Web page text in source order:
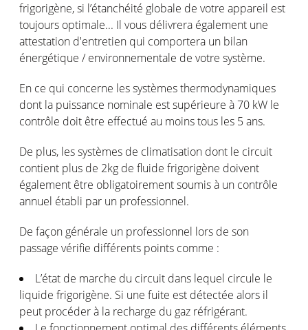
frigorigène, si l’étanchéité globale de votre appareil est
toujours optimale... Il vous délivrera également une
attestation d'entretien qui comportera un bilan
énergétique / environnementale de votre système.
En ce qui concerne les systèmes thermodynamiques
dont la puissance nominale est supérieure à 70 kW le
contrôle doit être effectué au moins tous les 5 ans.
De plus, les systèmes de climatisation dont le circuit
contient plus de 2kg de fluide frigorigène doivent
également être obligatoirement soumis à un contrôle
annuel établi par un professionnel.
De façon générale un professionnel lors de son
passage vérifie différents points comme :
L’état de marche du circuit dans lequel circule le
liquide frigorigène. Si une fuite est détectée alors il
peut procéder à la recharge du gaz réfrigérant.